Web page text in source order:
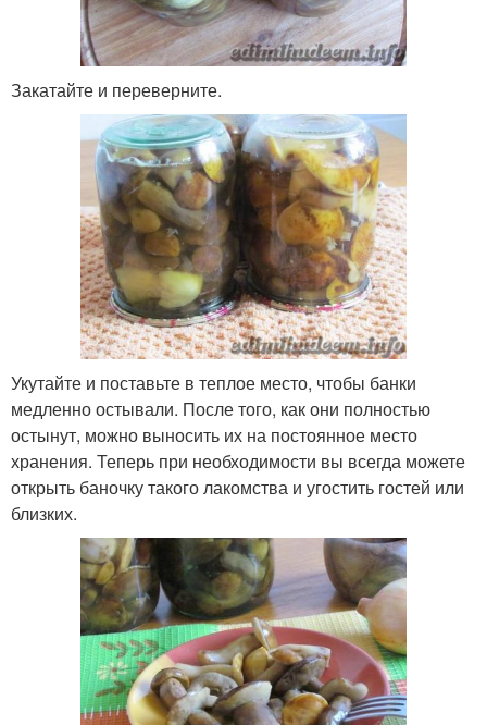
Закатайте и переверните.
Укутайте и поставьте в теплое место, чтобы банки
медленно остывали. После того, как они полностью
остынут, можно выносить их на постоянное место
хранения. Теперь при необходимости вы всегда можете
открыть баночку такого лакомства и угостить гостей или
близких.